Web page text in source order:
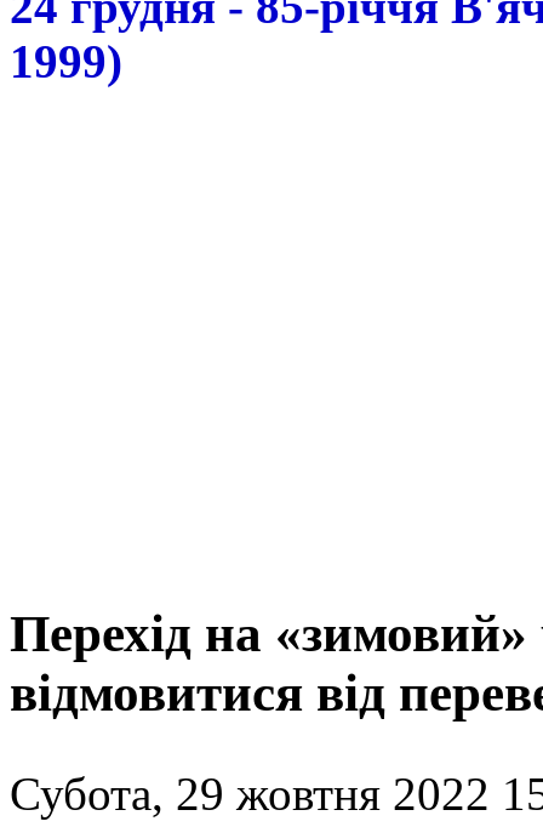
1999)
Перехід на
відмовитися від
Субота, 29 жовтня 2022